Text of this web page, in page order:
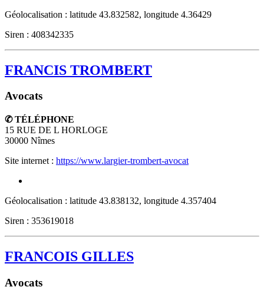
Géolocalisation : latitude 43.832582, longitude 4.36429
Siren : 408342335
FRANCIS TROMBERT
Avocats
✆ TÉLÉPHONE
15 RUE DE L HORLOGE
30000 Nîmes
Site internet : https://www.largier-trombert-avocat
Géolocalisation : latitude 43.838132, longitude 4.357404
Siren : 353619018
FRANCOIS GILLES
Avocats